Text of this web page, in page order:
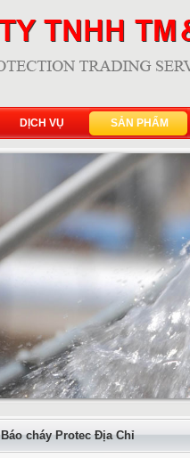
DỊCH VỤ SẢN PHẨM
Báo cháy Protec Địa Chỉ